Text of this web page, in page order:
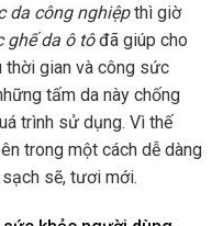
da công nghiệpthì giờ
ghế da ô tôđã giúp cho
thời gian và công sức
tấm da này chống
trình sử dụng. Vì thế
trong một cách dễ dàng
sẽ, tươi mới.